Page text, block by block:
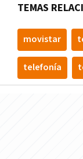
TEMAS
movistar
telefoní­a